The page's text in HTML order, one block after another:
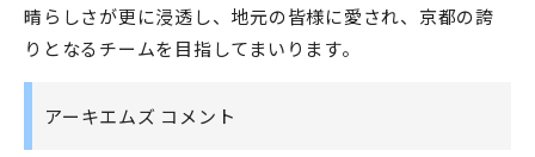
晴らしさが更に浸透し、地元の皆様に愛され、京都の誇
りとなるチームを目指してまいります。
アーキエムズ コメント